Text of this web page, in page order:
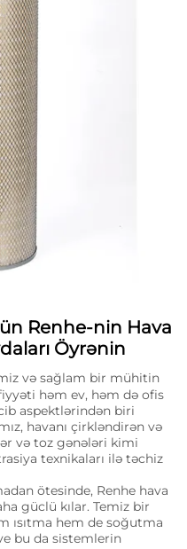
Renhe-nin Hava
Öyrənin
və sağlam bir mühitin
həm ev, həm də ofis
aspektlərindən biri
havanı çirkləndirən və
və toz gənələri kimi
texnikaları ilə təchiz
ötesinde, Renhe hava
güclü kılar. Temiz bir
ısıtma hem de soğutma
bu da sistemlerin